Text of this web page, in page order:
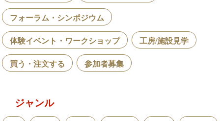
フォーラム・シンポジウム
体験イベント・ワークショップ 工房/施設見学
買う・注文する 参加者募集
ジャンル